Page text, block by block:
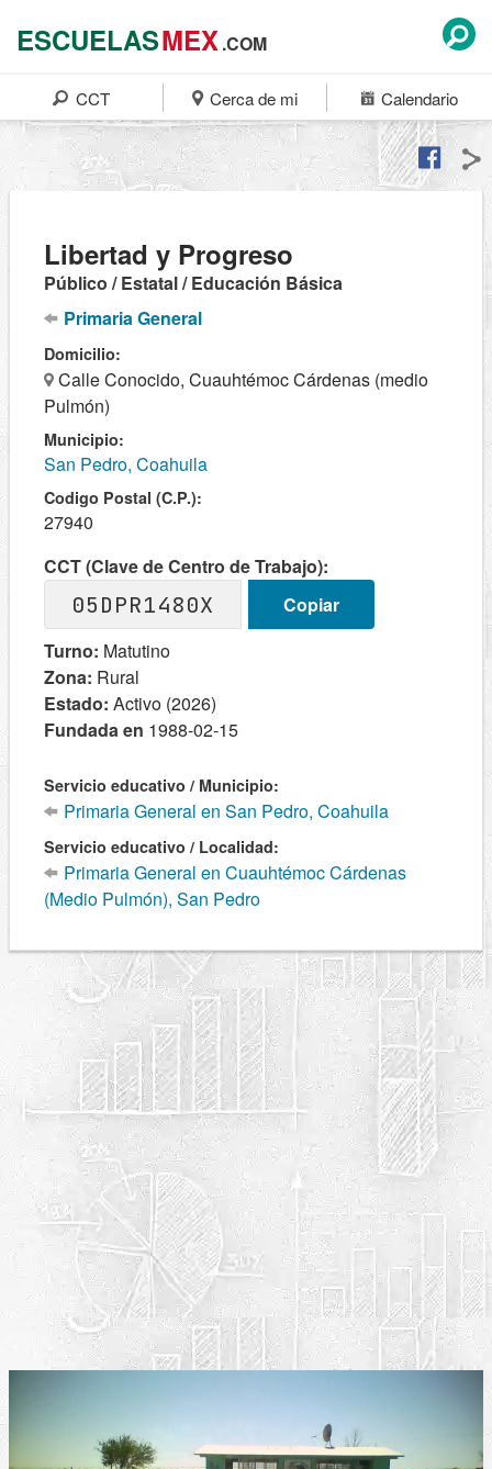
ESCUELASMEX.COM
CCT Cerca de mi Calendario
Libertad y Progreso
Público / Estatal / Educación Básica
Primaria General
Domicilio:
Calle Conocido, Cuauhtémoc Cárdenas (medio
Pulmón)
Municipio:
San Pedro, Coahuila
Codigo Postal (C.P.):
27940
CCT (Clave de Centro de Trabajo):
05DPR1480X
Copiar
Turno: Matutino
Zona: Rural
Estado: Activo (2026)
Fundada en 1988-02-15
Servicio educativo / Municipio:
Primaria General en San Pedro, Coahuila
Servicio educativo / Localidad:
Primaria General en Cuauhtémoc Cárdenas
(Medio Pulmón), San Pedro